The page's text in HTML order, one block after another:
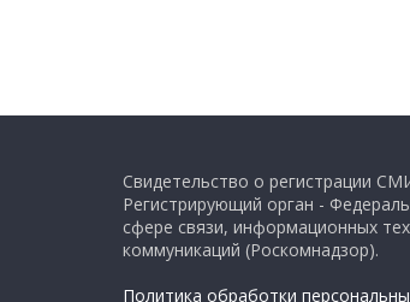
Свидетельство о регистрации
Регистрирующий орган -
сфере связи, информационных
коммуникаций (Роскомнадзор).
Политика обработки